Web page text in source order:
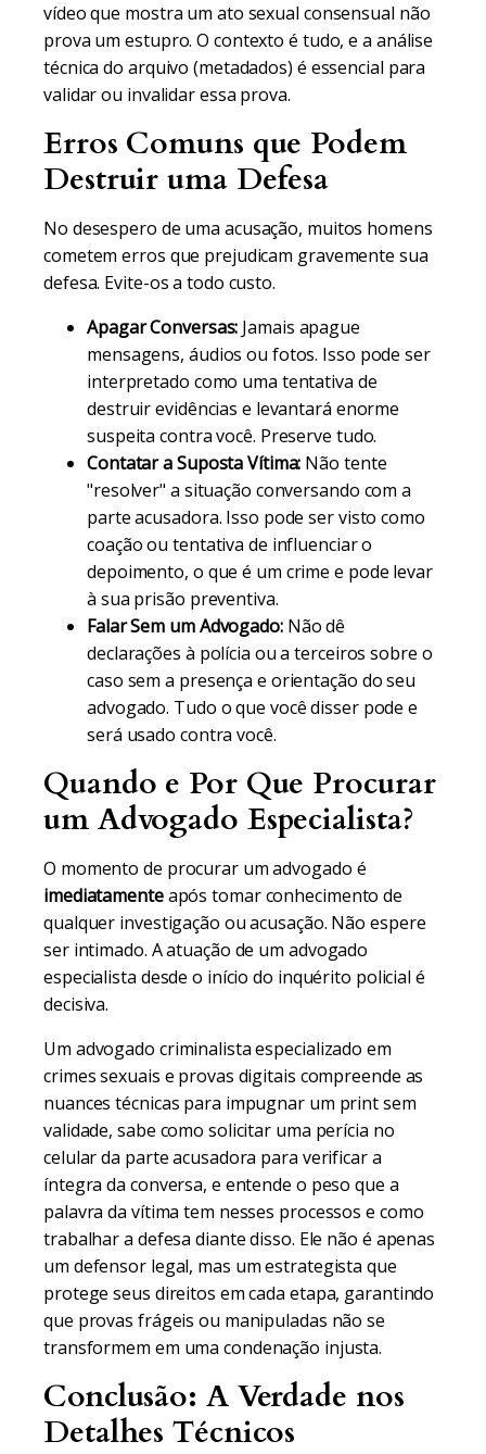
vídeo que mostra um ato sexual consensual não
prova um estupro. O contexto é tudo, e a análise
técnica do arquivo (metadados) é essencial para
validar ou invalidar essa prova.
Erros Comuns que Podem
Destruir uma Defesa
No desespero de uma acusação, muitos homens
cometem erros que prejudicam gravemente sua
defesa. Evite-os a todo custo.
Apagar Conversas: Jamais apague
mensagens, áudios ou fotos. Isso pode ser
interpretado como uma tentativa de
destruir evidências e levantará enorme
suspeita contra você. Preserve tudo.
Contatar a Suposta Vítima: Não tente
"resolver" a situação conversando com a
parte acusadora. Isso pode ser visto como
coação ou tentativa de influenciar o
depoimento, o que é um crime e pode levar
à sua prisão preventiva.
Falar Sem um Advogado:Não dê
declarações à polícia ou a terceiros sobre o
caso sem a presença e orientação do seu
advogado. Tudo o que você disser pode e
será usado contra você.
Quando e Por Que Procurar
um Advogado Especialista?
O momento de procurar um advogado é
imediatamenteapós tomar conhecimento de
qualquer investigação ou acusação. Não espere
ser intimado. A atuação de um advogado
especialista desde o início do inquérito policial é
decisiva.
Um advogado criminalista especializado em
crimes sexuais e provas digitais compreende as
nuances técnicas para impugnar um print sem
validade, sabe como solicitar uma perícia no
celular da parte acusadora para verificar a
íntegra da conversa, e entende o peso que a
palavra da vítima tem nesses processos e como
trabalhar a defesa diante disso. Ele não é apenas
um defensor legal, mas um estrategista que
protege seus direitos em cada etapa, garantindo
que provas frágeis ou manipuladas não se
transformem em uma condenação injusta.
Conclusão: A Verdade nos
Detalhes Técnicos